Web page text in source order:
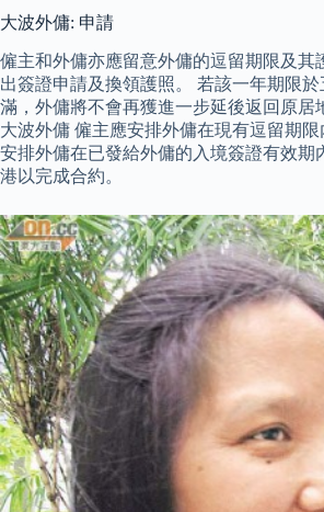
大波外傭: 申請
僱主和外傭亦應留意外傭的逗留期限及其
出簽證申請及換領護照。 若該一年期限
滿，外傭將不會再獲進一步延後返回原居
大波外傭 僱主應安排外傭在現有逗留期
安排外傭在已發給外傭的入境簽證有效期
港以完成合約。